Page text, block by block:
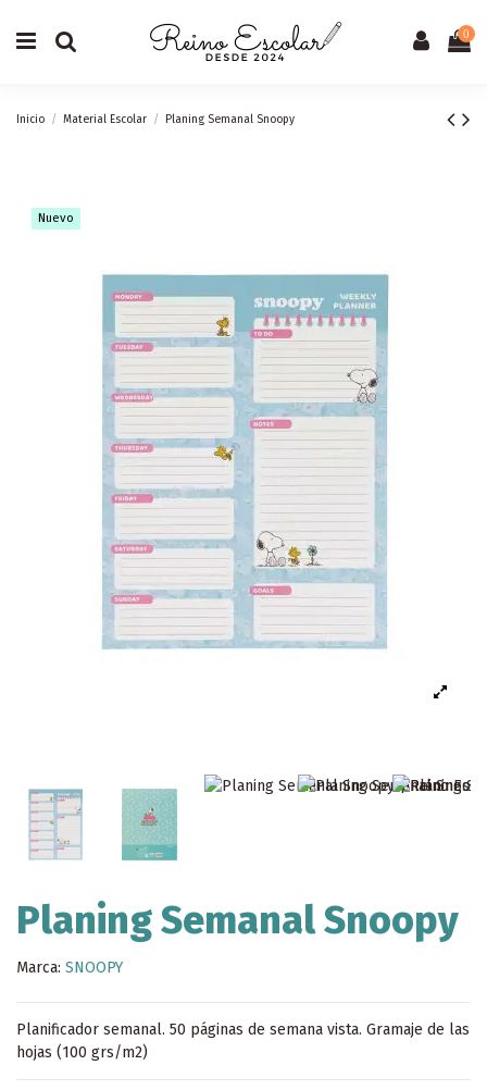
0
Inicio Material Escolar Planing Semanal Snoopy
Nuevo
Planing Semanal Snoopy
Marca: SNOOPY
Planificador semanal. 50 páginas de semana vista. Gramaje de las
hojas (100 grs/m2)